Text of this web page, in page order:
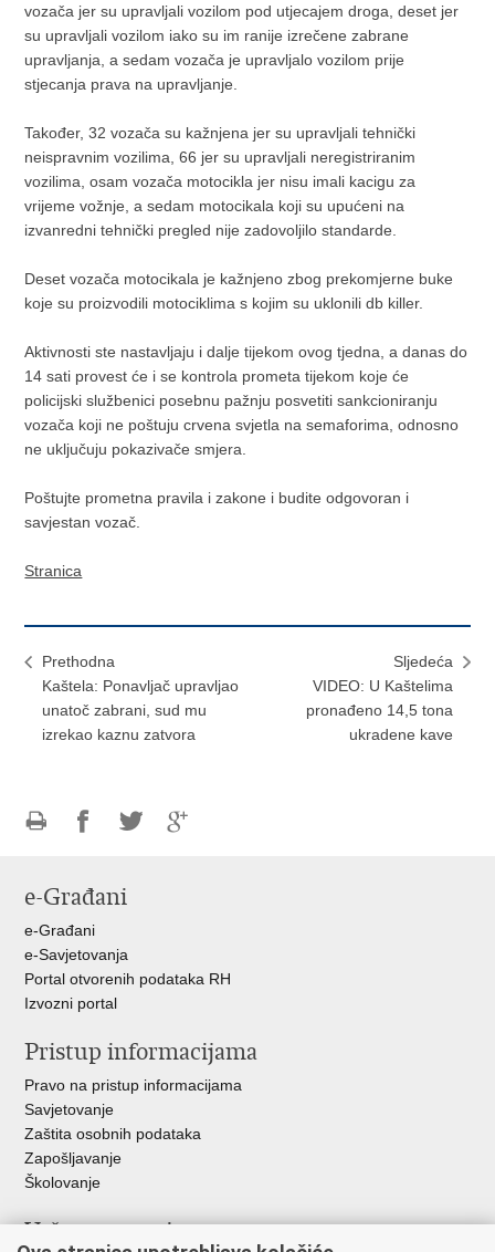
vozača jer su upravljali vozilom pod utjecajem droga, deset jer
su upravljali vozilom iako su im ranije izrečene zabrane
upravljanja, a sedam vozača je upravljalo vozilom prije
stjecanja prava na upravljanje.
Također, 32 vozača su kažnjena jer su upravljali tehnički
neispravnim vozilima, 66 jer su upravljali neregistriranim
vozilima, osam vozača motocikla jer nisu imali kacigu za
vrijeme vožnje, a sedam motocikala koji su upućeni na
izvanredni tehnički pregled nije zadovoljilo standarde.
Deset vozača motocikala je kažnjeno zbog prekomjerne buke
koje su proizvodili motociklima s kojim su uklonili db killer.
Aktivnosti ste nastavljaju i dalje tijekom ovog tjedna, a danas do
14 sati provest će i se kontrola prometa tijekom koje će
policijski službenici posebnu pažnju posvetiti sankcioniranju
vozača koji ne poštuju crvena svjetla na semaforima, odnosno
ne uključuju pokazivače smjera.
Poštujte prometna pravila i zakone i budite odgovoran i
savjestan vozač.
Stranica
Prethodna
Kaštela: Ponavljač upravljao
unatoč zabrani, sud mu
izrekao kaznu zatvora
Sljedeća
VIDEO: U Kaštelima
pronađeno 14,5 tona
ukradene kave
FacebookuTwitteru
e-Građani
e-Građani
e-Savjetovanja
Portal otvorenih podataka RH
Izvozni portal
Pristup informacijama
Pravo na pristup informacijama
Savjetovanje
Zaštita osobnih podataka
Zapošljavanje
Školovanje
Važne poveznice